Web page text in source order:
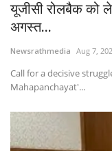
यूजीसी रोलबैक को
अगस्त...
Newsrathmedia Aug 7,
Call for a decisive
Mahapanchayat'...